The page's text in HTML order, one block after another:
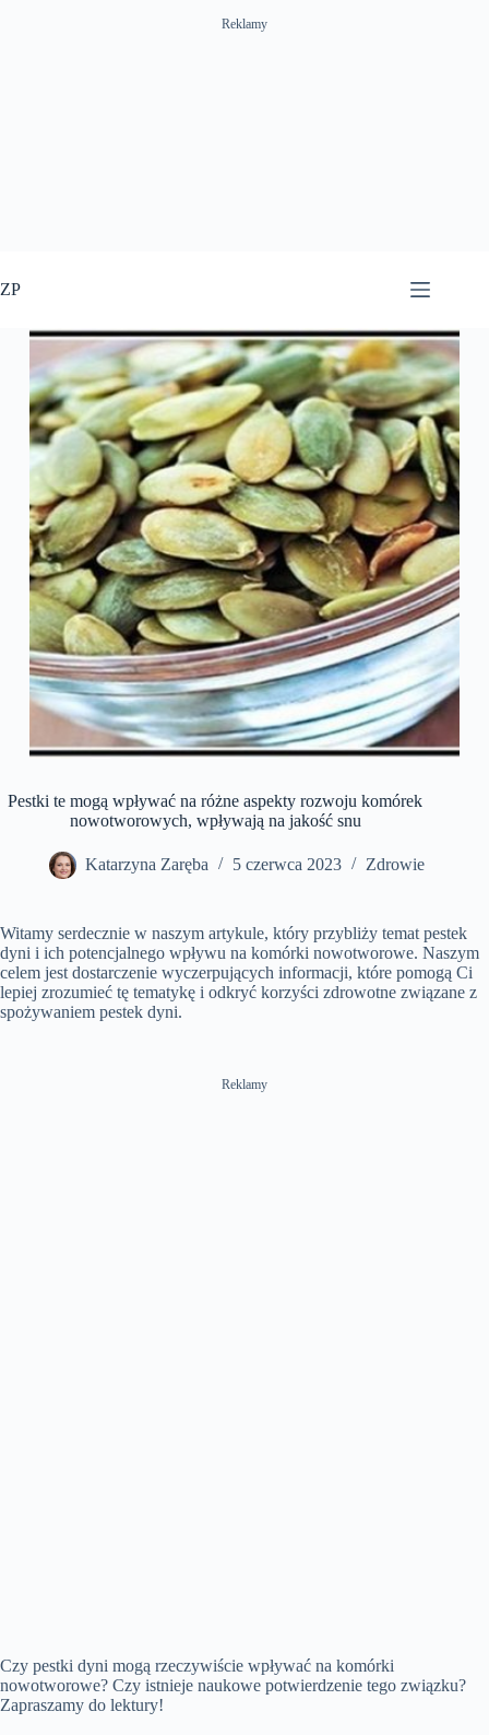
Reklamy
do
treści
ZP
Pestki te mogą wpływać na różne aspekty rozwoju komórek
nowotworowych, wpływają na jakość snu
Katarzyna Zaręba 5 czerwca 2023 Zdrowie
Witamy serdecznie w naszym artykule, który przybliży temat pestek
dyni i ich potencjalnego wpływu na komórki nowotworowe. Naszym
celem jest dostarczenie wyczerpujących informacji, które pomogą Ci
lepiej zrozumieć tę tematykę i odkryć korzyści zdrowotne związane z
spożywaniem pestek dyni.
Reklamy
Czy pestki dyni mogą rzeczywiście wpływać na komórki
nowotworowe? Czy istnieje naukowe potwierdzenie tego związku?
Zapraszamy do lektury!